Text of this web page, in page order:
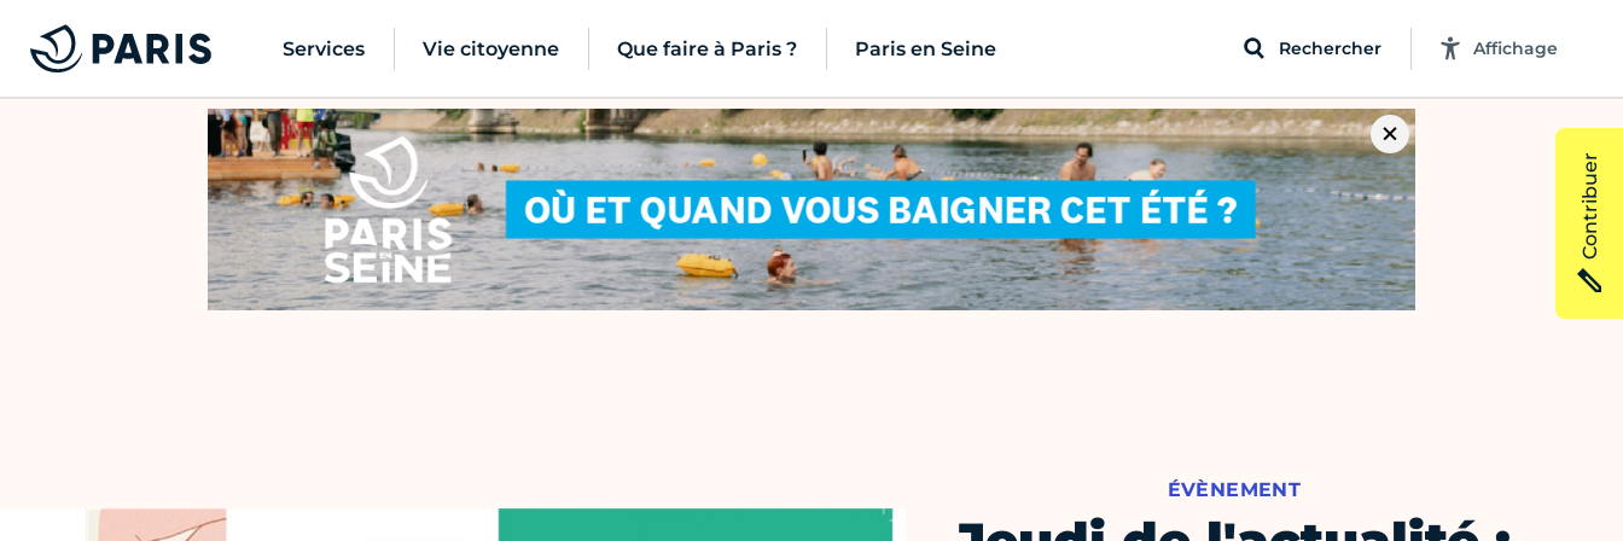
Services Vie citoyenne Que faire à Paris ? Paris en Seine Rechercher Affichage
ÉVÈNEMENT
Contribuer